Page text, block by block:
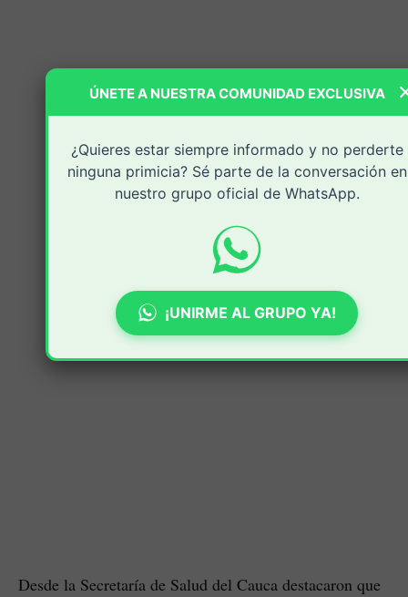
Desde la Secretaría de Salud del Cauca destacaron que
ÚNETE A NUESTRA COMUNIDAD EXCLUSIVA
¿Quieres estar siempre informado y no perderte
ninguna primicia? Sé parte de la conversación en
nuestro grupo oficial de WhatsApp.
¡UNIRME AL GRUPO YA!